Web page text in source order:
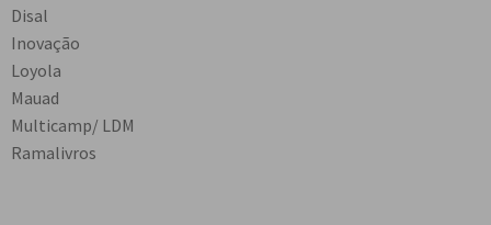
Disal
Inovação
Loyola
Mauad
Multicamp/ LDM
Ramalivros